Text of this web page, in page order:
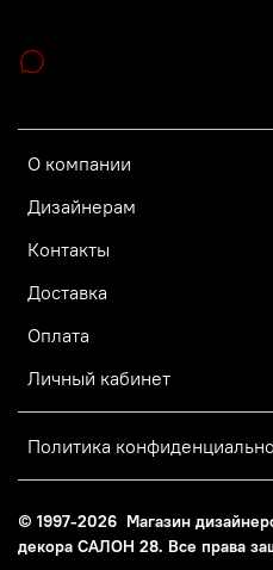
О компании
Дизайнерам
Контакты
Доставка
Оплата
Личный кабинет
Политика
© 1997-2026 Магазин
декора САЛОН 28. Все права